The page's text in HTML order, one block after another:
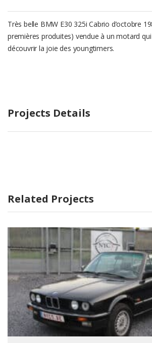
Très belle BMW E30 325i Cabrio d’octobre
premières produites) vendue à un motard
découvrir la joie des youngtimers.
Projects Details
Related Projects